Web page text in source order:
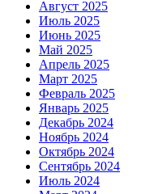
Август 2025
Июль 2025
Июнь 2025
Май 2025
Апрель 2025
Март 2025
Февраль 2025
Январь 2025
Декабрь 2024
Ноябрь 2024
Октябрь 2024
Сентябрь 2024
Июль 2024